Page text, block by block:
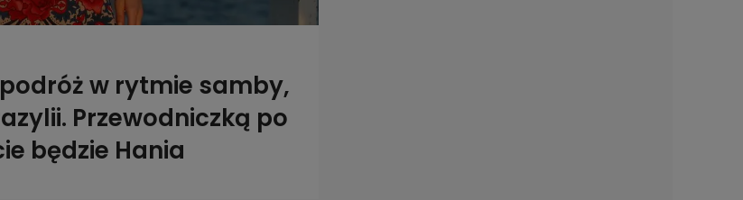
w rytmie samby,
Przewodniczką po
będzie Hania